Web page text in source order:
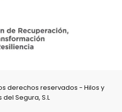
derechos reservados - Hilos y
Segura, S.L